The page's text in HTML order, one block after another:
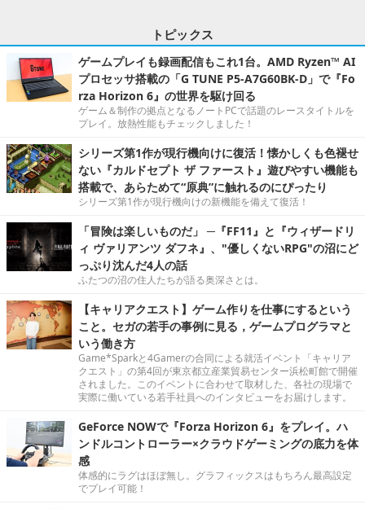
トピックス
ゲームプレイも録画配信もこれ1台。AMD Ryzen™ AI
プロセッサ搭載の「G TUNE P5-A7G60BK-D」で『Fo
rza Horizon 6』の世界を駆け回る
ゲーム＆制作の拠点となるノートPCで話題のレースタイトルを
プレイ。放熱性能もチェックしました！
シリーズ第1作が現行機向けに復活！懐かしくも色褪せ
ない『カルドセプト ザ ファースト』遊びやすい機能も
搭載で、あらためて“原典”に触れるのにぴったり
シリーズ第1作が現行機向けの新機能を備えて復活！
「冒険は楽しいものだ」 ─『FF11』と『ウィザードリ
ィ ヴァリアンツ ダフネ』、"優しくないRPG"の沼にど
っぷり沈んだ4人の話
ふたつの沼の住人たちが語る奥深さとは。
【キャリアクエスト】ゲーム作りを仕事にするという
こと。セガの若手の事例に見る，ゲームプログラマと
いう働き方
Game*Sparkと4Gamerの合同による就活イベント「キャリア
クエスト」の第4回が東京都立産業貿易センター浜松町館で開催
されました。このイベントに合わせて取材した、各社の現場で
実際に働いている若手社員へのインタビューをお届けします。
GeForce NOWで『Forza Horizon 6』をプレイ。ハ
ンドルコントローラー×クラウドゲーミングの底力を体
感
体感的にラグはほぼ無し。グラフィックスはもちろん最高設定
でプレイ可能！